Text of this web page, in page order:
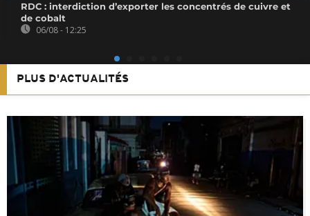
RDC : interdiction d’exporter les concentrés de cuivre et
de cobalt
06/08 - 12:25
PLUS D'ACTUALITÉS